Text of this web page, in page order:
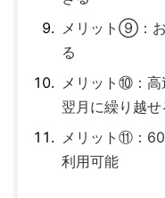
メリット⑨：お
る
メリット⑩：高
翌月に繰り越せ
メリット⑪：
利用可能